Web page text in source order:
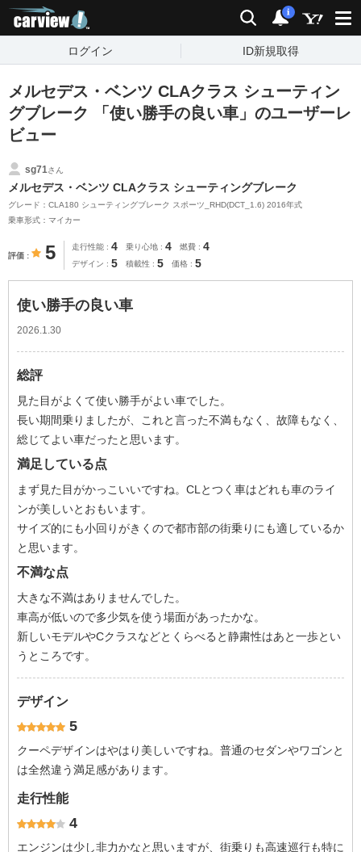
検索 通知
i
ログイン ID新規取得
メルセデス・ベンツ CLAクラス シューティン
グブレーク 「使い勝手の良い車」のユーザーレ
ビュー
sg71さん
メルセデス・ベンツ CLAクラス シューティングブレーク
グレード：CLA180 シューティングブレーク スポーツ_RHD(DCT_1.6) 2016年式
乗車形式：マイカー
評価 5 走行性能 4 乗り心地 4 燃費 4
デザイン 5 積載性 5 価格 5
使い勝手の良い車
2026.1.30
総評
見た目がよくて使い勝手がよい車でした。
長い期間乗りましたが、これと言った不満もなく、故障もなく、
総じてよい車だったと思います。
満足している点
まず見た目がかっこいいですね。CLとつく車はどれも車のライ
ンが美しいとおもいます。
サイズ的にも小回りがきくので都市部の街乗りにも適しているか
と思います。
不満な点
大きな不満はありませんでした。
車高が低いので多少気を使う場面があったかな。
新しいモデルやCクラスなどとくらべると静粛性はあと一歩とい
うところです。
デザイン
5
クーペデザインはやはり美しいですね。普通のセダンやワゴンと
は全然違う満足感があります。
走行性能
4
エンジンは少し非力かなと思いますが、街乗りも高速巡行も特に